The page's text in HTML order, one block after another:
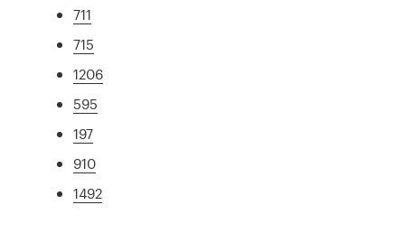
711
715
1206
595
197
910
1492